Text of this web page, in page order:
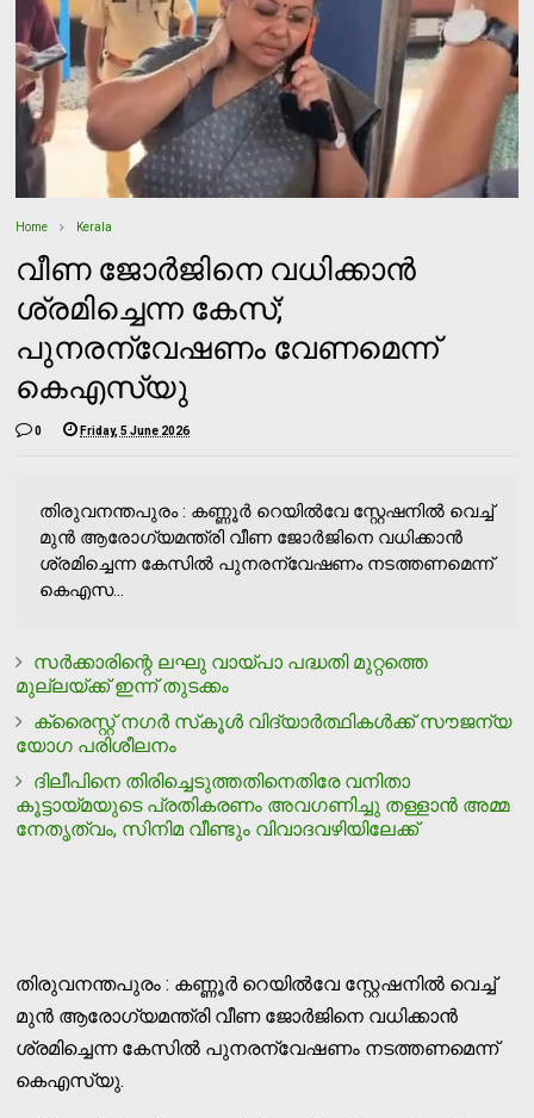
Home Kerala
വീണ ജോര്‍ജിനെ വധിക്കാന്‍
ശ്രമിച്ചെന്ന കേസ്;
പുനരന്വേഷണം വേണമെന്ന്
കെഎസ്‌യു
0 Friday, 5 June 2026
തിരുവനന്തപുരം : കണ്ണൂർ റെയിൽവേ സ്റ്റേഷനിൽ വെച്ച്
മുൻ ആരോഗ്യമന്ത്രി വീണ ജോർജിനെ വധിക്കാന്‍
ശ്രമിച്ചെന്ന കേസില്‍ പുനരന്വേഷണം നടത്തണമെന്ന്
കെഎസ...
സര്‍ക്കാരിന്റെ ലഘു വായ്പാ പദ്ധതി മുറ്റത്തെ
മുല്ലയ്ക്ക് ഇന്ന് തുടക്കം
ക്രൈസ്റ്റ് നഗര്‍ സ്‌കൂള്‍ വിദ്യാര്‍ത്ഥികള്‍ക്ക് സൗജന്യ
യോഗ പരിശീലനം
ദിലീപിനെ തിരിച്ചെടുത്തതിനെതിരേ വനിതാ
കൂട്ടായ്മയുടെ പ്രതികരണം അവഗണിച്ചു തള്ളാന്‍ അമ്മ
നേതൃത്വം, സിനിമ വീണ്ടും വിവാദവഴിയിലേക്ക്
തിരുവനന്തപുരം : കണ്ണൂർ റെയിൽവേ സ്റ്റേഷനിൽ വെച്ച്
മുൻ ആരോഗ്യമന്ത്രി വീണ ജോർജിനെ വധിക്കാന്‍
ശ്രമിച്ചെന്ന കേസില്‍ പുനരന്വേഷണം നടത്തണമെന്ന്
കെഎസ്‌യു.